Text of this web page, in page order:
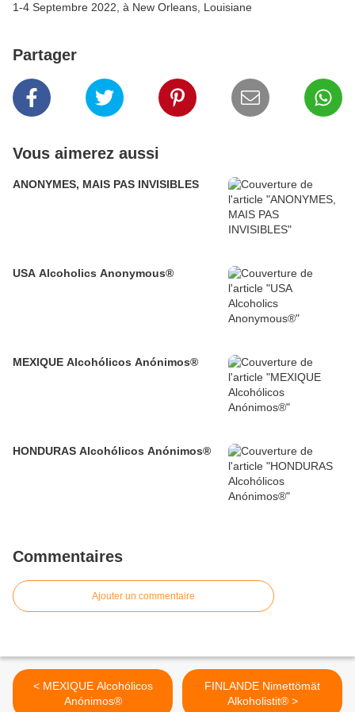
1-4 Septembre 2022, à New Orleans, Louisiane
Partager
Vous aimerez aussi
ANONYMES, MAIS PAS INVISIBLES
USA Alcoholics Anonymous®
MEXIQUE Alcohólicos Anónimos®
HONDURAS Alcohólicos Anónimos®
Commentaires
Ajouter un commentaire
< MEXIQUE Alcohólicos
Anónimos®
FINLANDE Nimettömät
Alkoholistit® >